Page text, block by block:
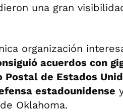
una gran
organización
acuerdos con
de Estados
estadounidense
Oklahoma.